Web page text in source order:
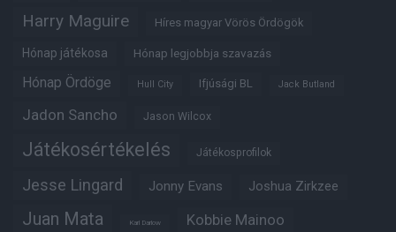
Harry Maguire Híres magyar Vörös Ördögök
Hónap játékosa Hónap legjobbja szavazás
Hónap Ördöge Hull City Ifjúsági BL Jack Butland
Jadon Sancho Jason Wilcox
Játékosértékelés Játékosprofilok
Jesse Lingard Jonny Evans Joshua Zirkzee
Juan Mata Karl Darlow Kobbie Mainoo